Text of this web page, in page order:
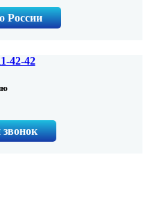
России
42-42